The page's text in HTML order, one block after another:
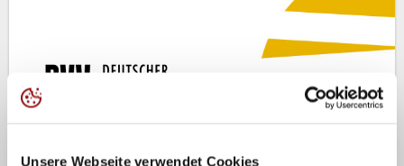
Unsere Webseite verwendet Cookies